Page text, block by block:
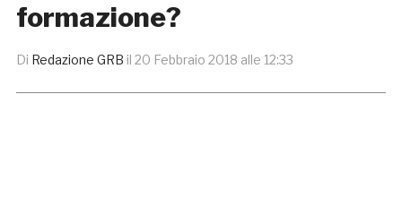
formazione?
Di Redazione GRB il 20 Febbraio 2018 alle 12:33